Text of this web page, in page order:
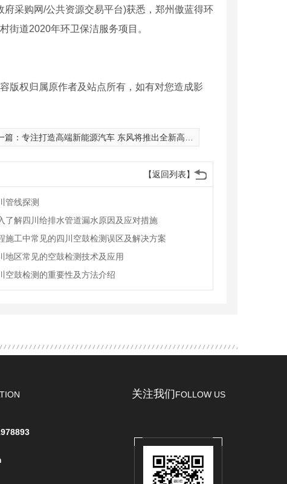
采购网/公共资源交易平台)获悉，郑州傲蓝得环
街道2020年环卫保洁服务项目。
版权归属原作者及站点所有，如有对您造成影
篇： 专注打造高端新能源汽车 东风将推出全新高端品牌h
【返回列表】
管线探测
了解四川给排水管道漏水原因及应对措施
施工中常见的四川空鼓检测误区及解决方案
地区常见的空鼓检测技术及应用
空鼓检测的重要性及方法介绍
关注我们FOLLOW US